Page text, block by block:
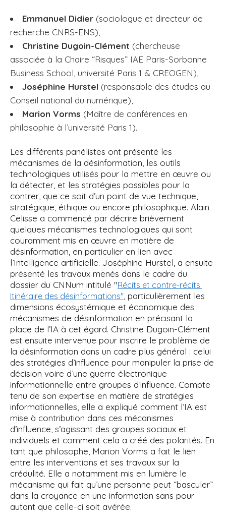
Emmanuel Didier (sociologue et directeur de
recherche CNRS-ENS),
Christine Dugoin-Clément (chercheuse
associée à la Chaire “Risques” IAE Paris-Sorbonne
Business School, université Paris 1 & CREOGEN),
Joséphine Hurstel (responsable des études au
Conseil national du numérique),
Marion Vorms (Maître de conférences en
philosophie à l’université Paris 1).
Les différents panélistes ont présenté les
mécanismes de la désinformation, les outils
technologiques utilisés pour la mettre en œuvre ou
la détecter, et les stratégies possibles pour la
contrer, que ce soit d’un point de vue technique,
stratégique, éthique ou encore philosophique. Alain
Celisse a commencé par décrire brièvement
quelques mécanismes technologiques qui sont
couramment mis en œuvre en matière de
désinformation, en particulier en lien avec
l’Intelligence artificielle. Joséphine Hurstel, a ensuite
présenté les travaux menés dans le cadre du
dossier du CNNum intitulé "Récits et contre-récits.
Itinéraire des désinformations", particulièrement les
dimensions écosystémique et économique des
mécanismes de désinformation en précisant la
place de l’IA à cet égard. Christine Dugoin-Clément
est ensuite intervenue pour inscrire le problème de
la désinformation dans un cadre plus général : celui
des stratégies d’influence pour manipuler la prise de
décision voire d’une guerre électronique
informationnelle entre groupes d’influence. Compte
tenu de son expertise en matière de stratégies
informationnelles, elle a expliqué comment l’IA est
mise à contribution dans ces mécanismes
d’influence, s’agissant des groupes sociaux et
individuels et comment cela a créé des polarités. En
tant que philosophe, Marion Vorms a fait le lien
entre les interventions et ses travaux sur la
crédulité. Elle a notamment mis en lumière le
mécanisme qui fait qu’une personne peut “basculer”
dans la croyance en une information sans pour
autant que celle-ci soit avérée.